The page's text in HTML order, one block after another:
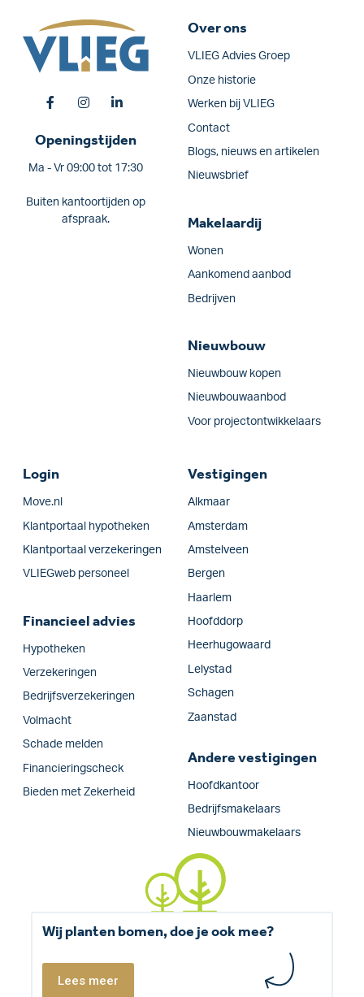
Openingstijden
Ma - Vr 09:00 tot 17:30
Buiten kantoortijden op
afspraak.
Over ons
VLIEG Advies Groep
Onze historie
Werken bij VLIEG
Contact
Blogs, nieuws en artikelen
Nieuwsbrief
Makelaardij
Wonen
Aankomend aanbod
Bedrijven
Nieuwbouw
Nieuwbouw kopen
Nieuwbouwaanbod
Voor projectontwikkelaars
Login
Move.nl
Klantportaal hypotheken
Klantportaal verzekeringen
VLIEGweb personeel
Financieel advies
Hypotheken
Verzekeringen
Bedrijfs­verzekeringen
Volmacht
Schade melden
Financieringscheck
Bieden met Zekerheid
Vestigingen
Alkmaar
Amsterdam
Amstelveen
Bergen
Haarlem
Hoofddorp
Heerhugowaard
Lelystad
Schagen
Zaanstad
Andere vestigingen
Hoofdkantoor
Bedrijfsmakelaars
Nieuwbouwmakelaars
Wij planten bomen, doe je ook mee?
Lees meer